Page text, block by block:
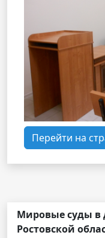
Перейти на
Мировые суды в
Ростовской